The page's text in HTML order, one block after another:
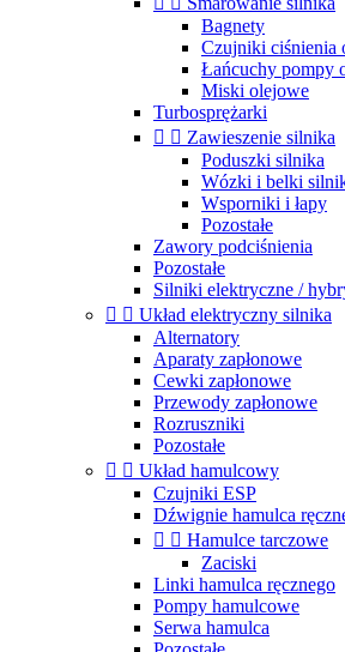
Bagnety
Czujniki ciśnienia
Łańcuchy pompy
Miski olejowe
Turbosprężarki
  Zawieszenie silnika
Poduszki silnika
Wózki i belki
Wsporniki i łapy
Pozostałe
Zawory podciśnienia
Pozostałe
Silniki elektryczne /
  Układ elektryczny silnika
Alternatory
Aparaty zapłonowe
Cewki zapłonowe
Przewody zapłonowe
Rozruszniki
Pozostałe
  Układ hamulcowy
Czujniki ESP
Dźwignie hamulca
  Hamulce tarczowe
Zaciski
Linki hamulca ręcznego
Pompy hamulcowe
Serwa hamulca